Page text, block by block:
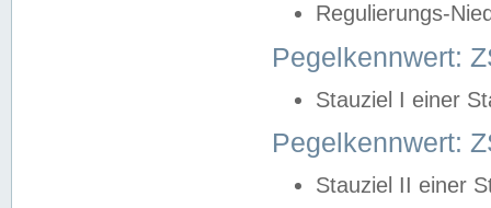
Regulierungs-
Pegelkennwert:
Stauziel I einer
Pegelkennwert:
Stauziel II einer